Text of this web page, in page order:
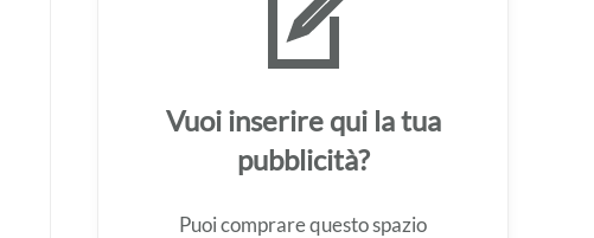
Vuoi inserire qui la tua
pubblicità?
Puoi comprare questo spazio